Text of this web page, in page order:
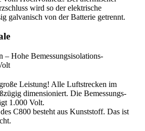
wird so der elektrische
galvanisch von der Batterie getrennt.
– Hohe Bemessungsisolations­
Leistung! Alle Luft­strecken im
dimensioniert. Die Bemessungs­
1.000 Volt.
C800 besteht aus Kunststoff. Das ist